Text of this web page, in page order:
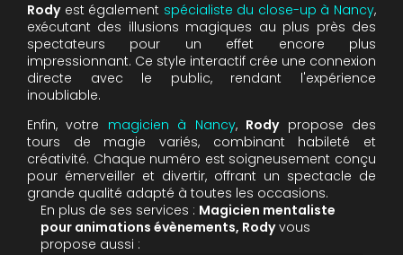
Rodyest également spécialiste du close-up à Nancy,
exécutant des illusions magiques au plus près des
spectateurs pour un effet encore plus
impressionnant. Ce style interactif crée une connexion
directe avec le public, rendant l'expérience
inoubliable.
Enfin, votre magicien à Nancy, Rodypropose des
tours de magie variés, combinant habileté et
créativité. Chaque numéro est soigneusement conçu
pour émerveiller et divertir, offrant un spectacle de
grande qualité adapté à toutes les occasions.
En plus de ses services : Magicien mentaliste
pour animations évènements, Rodyvous
propose aussi :